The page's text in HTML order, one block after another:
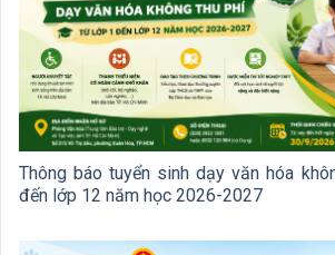
Thông báo tuyển sinh dạy văn hóa
đến lớp 12 năm học 2026-2027